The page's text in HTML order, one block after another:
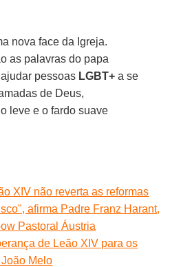
nova face da Igreja.
as palavras do papa
pessoas LGBT+ a se
de Deus,
leve e o fardo suave
XIV não reverta as reformas
afirma Padre Franz Harant,
Pastoral Áustria
de Leão XIV para os
João Melo